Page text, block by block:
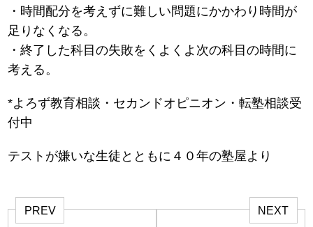
・時間配分を考えずに難しい問題にかかわり時間が
足りなくなる。
・終了した科目の失敗をくよくよ次の科目の時間に
考える。
*よろず教育相談・セカンドオピニオン・転塾相談受
付中
テストが嫌いな生徒とともに４０年の塾屋より
PREV NEXT